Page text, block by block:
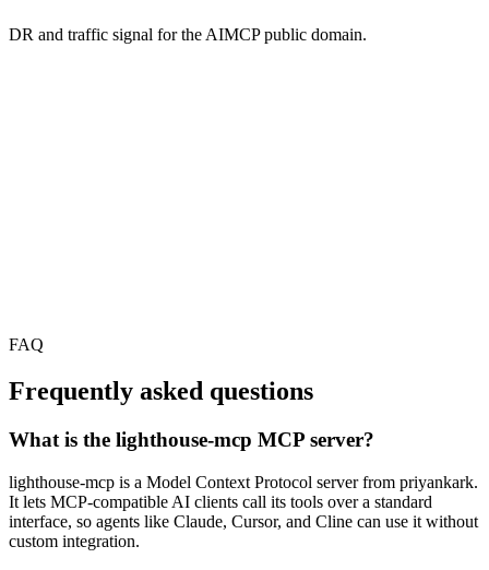
DR and traffic signal for the AIMCP public domain.
FAQ
Frequently asked questions
What is the lighthouse-mcp MCP server?
lighthouse-mcp is a Model Context Protocol server from priyankark.
It lets MCP-compatible AI clients call its tools over a standard
interface, so agents like Claude, Cursor, and Cline can use it without
custom integration.